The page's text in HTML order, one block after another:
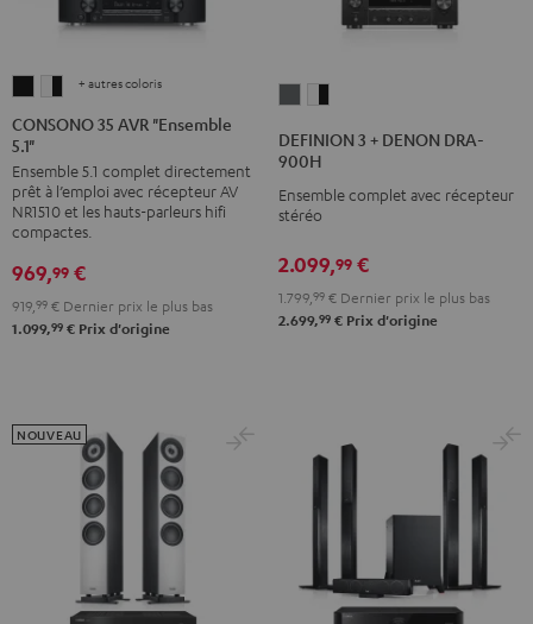
CONSONO
35
AVR
"Ensemble
5.1"
Noir
CONSONO
35
"Ensemble
5.1"
Blanc
Noir
+ autres coloris
CONSONO 35 AVR "Ensemble
5.1"
Ensemble 5.1 complet directement
prêt à l’emploi avec récepteur AV
NR1510 et les hauts-parleurs hifi
compactes.
969,99 €
919, 99 € Dernier prix le plus bas
1.099,99 € Prix d'origine
+
DRA-
Anthracite
+
Blanc
/
Noir
DEFINION 3 + DENON DRA-
900H
Ensemble complet avec récepteur
stéréo
2.099,99 €
1.799, 99 € Dernier prix le plus bas
2.699,99 € Prix d'origine
NOUVEAU